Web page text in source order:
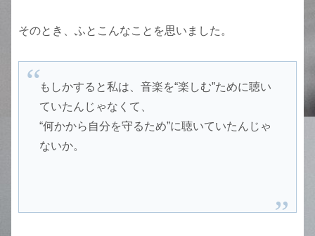
そのとき、ふとこんなことを思いました。
もしかすると私は、音楽を“楽しむ”ために聴い
ていたんじゃなくて、
“何かから自分を守るため”に聴いていたんじゃ
ないか。